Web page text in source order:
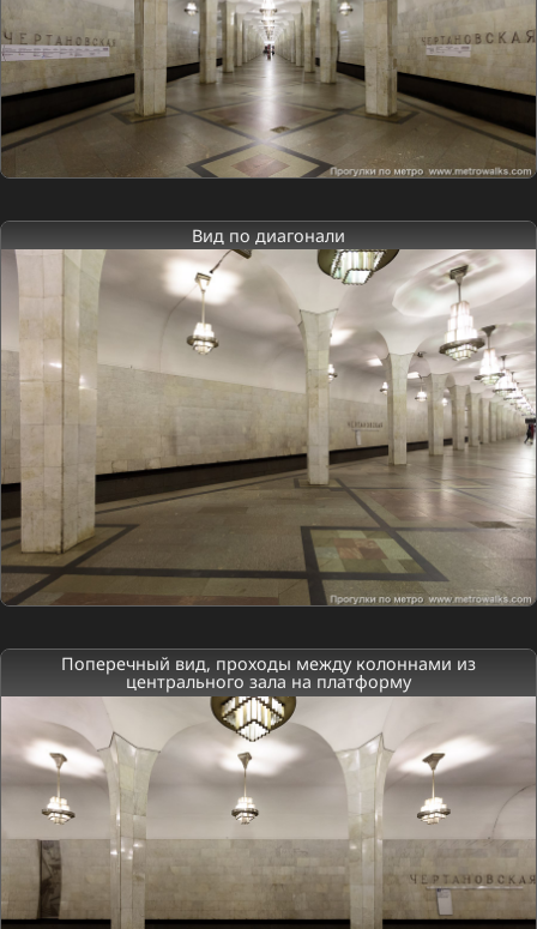
Вид по диагонали
Поперечный вид, проходы между колоннами из
центрального зала на платформу